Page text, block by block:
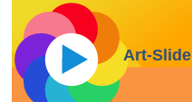
Art-Slide